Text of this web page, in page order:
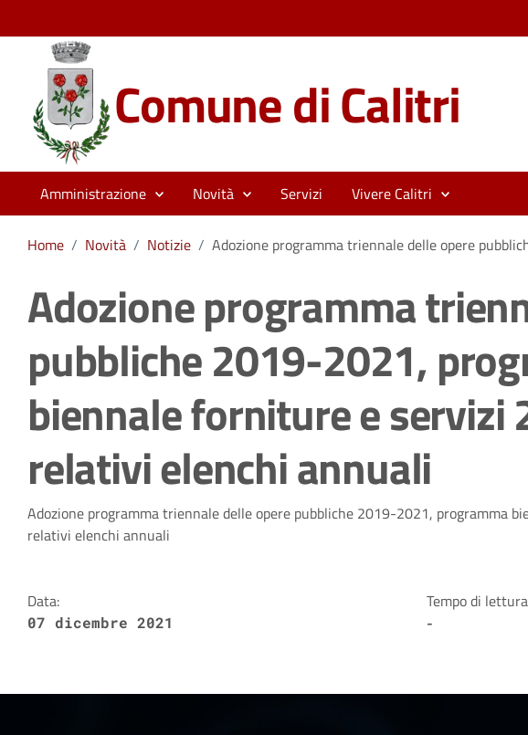
Comune di Calitri
Amministrazione Novità Servizi Vivere Calitri
Home / Novità / Notizie / Adozione programma triennale delle opere
Adozione programma
pubbliche 2019-2021,
biennale forniture e servizi
relativi elenchi annuali
Dettagli della notizia
Adozione programma triennale delle opere pubbliche 2019-2021, programma
relativi elenchi annuali
Data:
07 dicembre 2021
Tempo di
-